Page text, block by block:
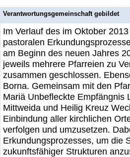
Verantwortungsgemeinschaft gebildet
Im Verlauf des im Oktober
pastoralen
am Beginn des neuen Jahres
jeweils mehrere Pfarreien zu
zusammen geschlossen.
Borna. Gemeinsam mit den
Mariä Unbefleckte Empfängnis
Mittweida und Heilig Kreuz
Einbindung aller kirchlichen
verfolgen und umzusetzen.
Erkundungsprozesses, um die
zukunftsfähiger Strukturen